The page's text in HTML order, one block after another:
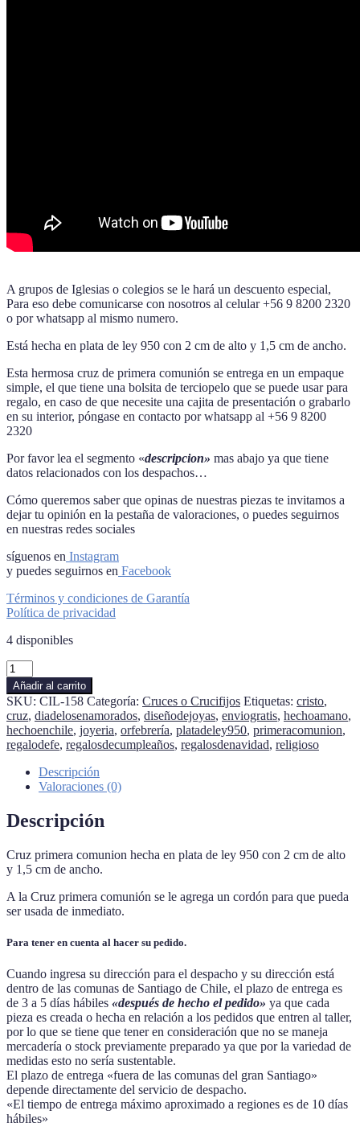
A grupos de Iglesias o colegios se le hará un descuento especial,
Para eso debe comunicarse con nosotros al celular +56 9 8200 2320
o por whatsapp al mismo numero.
Está hecha en plata de ley 950 con 2 cm de alto y 1,5 cm de ancho.
Esta hermosa cruz de primera comunión se entrega en un empaque
simple, el que tiene una bolsita de terciopelo que se puede usar para
regalo, en caso de que necesite una cajita de presentación o grabarlo
en su interior, póngase en contacto por whatsapp al +56 9 8200
2320
Por favor lea el segmento «descripcion» mas abajo ya que tiene
datos relacionados con los despachos…
Cómo queremos saber que opinas de nuestras piezas te invitamos a
dejar tu opinión en la pestaña de valoraciones, o puedes seguirnos
en nuestras redes sociales
síguenos en Instagram
y puedes seguirnos en Facebook
Términos y condiciones de Garantía
Política de privacidad
4 disponibles
Cruz
primera
comunion
001
cantidad
Añadir al carrito
SKU: CIL-158 Categoría: Cruces o Crucifijos Etiquetas: cristo,
cruz, diadelosenamorados, diseñodejoyas, enviogratis, hechoamano,
hechoenchile, joyeria, orfebrería, platadeley950, primeracomunion,
regalodefe, regalosdecumpleaños, regalosdenavidad, religioso
Descripción
Valoraciones (0)
Descripción
Cruz primera comunion hecha en plata de ley 950 con 2 cm de alto
y 1,5 cm de ancho.
A la Cruz primera comunión se le agrega un cordón para que pueda
ser usada de inmediato.
Para tener en cuenta al hacer su pedido.
Cuando ingresa su dirección para el despacho y su dirección está
dentro de las comunas de Santiago de Chile, el plazo de entrega es
de 3 a 5 días hábiles «después de hecho el pedido» ya que cada
pieza es creada o hecha en relación a los pedidos que entren al taller,
por lo que se tiene que tener en consideración que no se maneja
mercadería o stock previamente preparado ya que por la variedad de
medidas esto no sería sustentable.
El plazo de entrega «fuera de las comunas del gran Santiago»
depende directamente del servicio de despacho.
«El tiempo de entrega máximo aproximado a regiones es de 10 días
hábiles»